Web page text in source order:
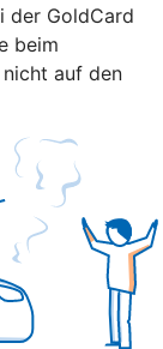
der GoldCard
beim
auf den